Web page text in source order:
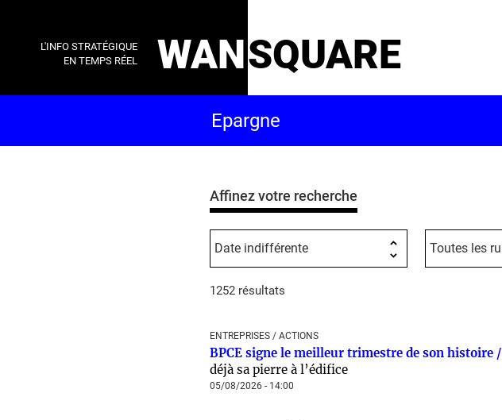
L'INFO STRATÉGIQUE
EN TEMPS RÉEL
WANSQUARE
Affinez votre recherche
1252 résultats
ENTREPRISES / ACTIONS
BPCE signe le meilleur trimestre de son histoire /
déjà sa pierre à l’édifice
05/08/2026 - 14:00